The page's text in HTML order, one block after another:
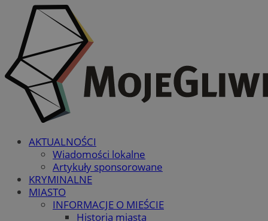
AKTUALNOŚCI
Wiadomości lokalne
Artykuły sponsorowane
KRYMINALNE
MIASTO
INFORMACJE O MIEŚCIE
Historia miasta